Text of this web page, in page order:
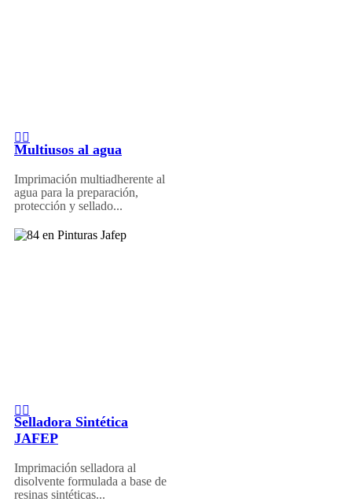
Multiusos al agua
Imprimación multiadherente al
agua para la preparación,
protección y sellado...
Selladora Sintética
JAFEP
Imprimación selladora al
disolvente formulada a base de
resinas sintéticas...